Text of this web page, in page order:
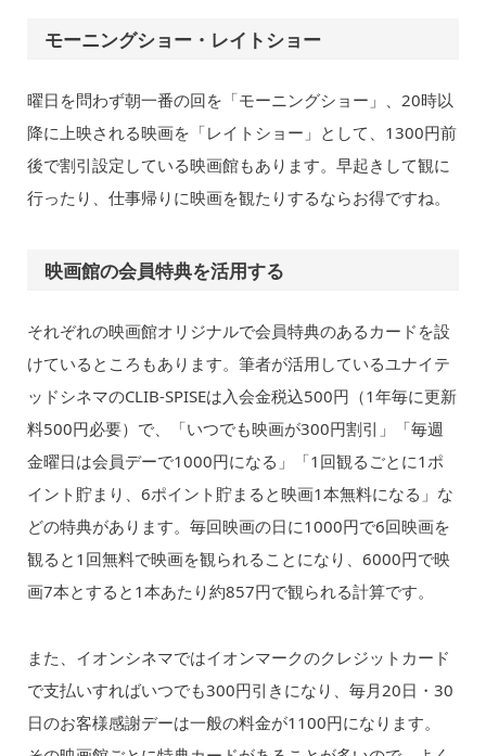
モーニングショー・レイトショー
曜日を問わず朝一番の回を「モーニングショー」、20時以
降に上映される映画を「レイトショー」として、1300円前
後で割引設定している映画館もあります。早起きして観に
行ったり、仕事帰りに映画を観たりするならお得ですね。
映画館の会員特典を活用する
それぞれの映画館オリジナルで会員特典のあるカードを設
けているところもあります。筆者が活用しているユナイテ
ッドシネマのCLIB-SPISEは入会金税込500円（1年毎に更新
料500円必要）で、「いつでも映画が300円割引」「毎週
金曜日は会員デーで1000円になる」「1回観るごとに1ポ
イント貯まり、6ポイント貯まると映画1本無料になる」な
どの特典があります。毎回映画の日に1000円で6回映画を
観ると1回無料で映画を観られることになり、6000円で映
画7本とすると1本あたり約857円で観られる計算です。
また、イオンシネマではイオンマークのクレジットカード
で支払いすればいつでも300円引きになり、毎月20日・30
日のお客様感謝デーは一般の料金が1100円になります。